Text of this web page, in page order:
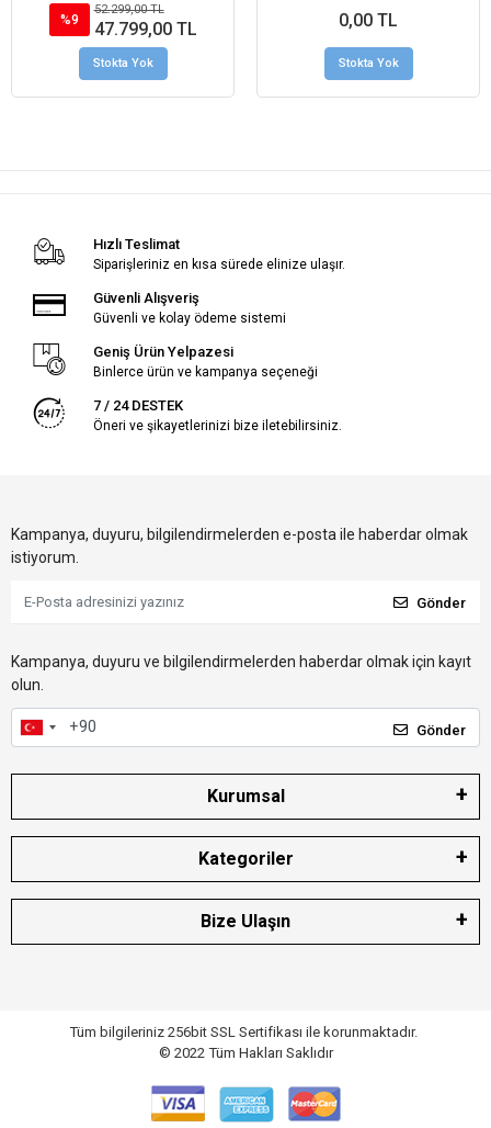
%9
52.299,00 TL
47.799,00 TL
Stokta Yok
0,00 TL
Stokta Yok
Hızlı Teslimat
Siparişleriniz en kısa sürede elinize ulaşır.
Güvenli Alışveriş
Güvenli ve kolay ödeme sistemi
Geniş Ürün Yelpazesi
Binlerce ürün ve kampanya seçeneği
7 / 24 DESTEK
Öneri ve şikayetlerinizi bize iletebilirsiniz.
Kampanya, duyuru, bilgilendirmelerden e-posta ile haberdar olmak
istiyorum.
Gönder
Kampanya, duyuru ve bilgilendirmelerden haberdar olmak için kayıt
olun.
Gönder
Kurumsal
Kategoriler
Bize Ulaşın
Tüm bilgileriniz 256bit SSL Sertifikası ile korunmaktadır.
© 2022 Tüm Hakları Saklıdır